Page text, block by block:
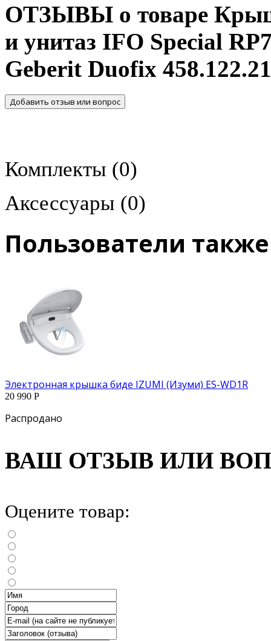
ОТЗЫВЫ о товаре
и унитаз IFO Special
Geberit Duofix
Добавить отзыв или вопрос
Комплекты (0)
Аксессуары (0)
Пользователи
Электронная крышка биде IZUMI (Изуми) ES-WD1R
20 990 Р
Распродано
ВАШ ОТЗЫВ ИЛИ
Оцените товар: